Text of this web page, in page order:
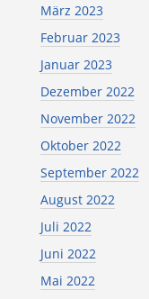
März 2023
Februar 2023
Januar 2023
Dezember 2022
November 2022
Oktober 2022
September 2022
August 2022
Juli 2022
Juni 2022
Mai 2022